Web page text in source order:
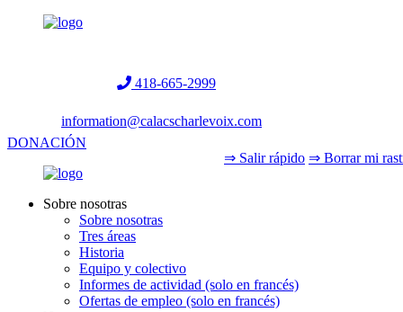
418-665-2999
information@calacscharlevoix.com
⇒ Salir rápido ⇒ Borrar mi
DONACIÓN
Sobre nosotras
Sobre nosotras
Tres áreas
Historia
Equipo y colectivo
Informes de actividad (solo en francés)
Ofertas de empleo (solo en francés)